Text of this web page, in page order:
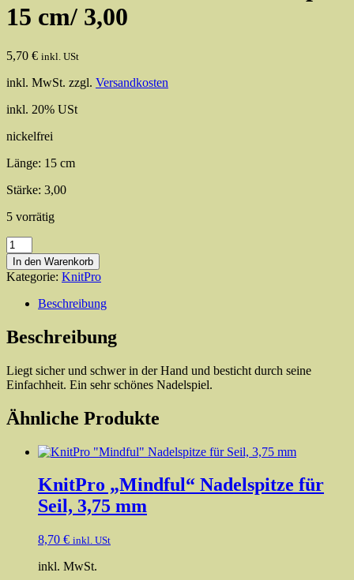
15 cm/ 3,00
5,70 € inkl. USt
inkl. MwSt. zzgl. Versandkosten
inkl. 20% USt
nickelfrei
Länge: 15 cm
Stärke: 3,00
5 vorrätig
KnitPro
Nova
Metal
Nadelspiel
3,00
Menge
In den Warenkorb
Kategorie: KnitPro
Beschreibung
Beschreibung
Liegt sicher und schwer in der Hand und besticht durch seine
Einfachheit. Ein sehr schönes Nadelspiel.
Ähnliche Produkte
KnitPro „Mindful“ Nadelspitze für
Seil, 3,75 mm
8,70 € inkl. USt
inkl. MwSt.